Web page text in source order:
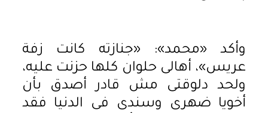
وأكد «محمد»: «جنازته كانت زفة
عريس»، أهالى حلوان كلها حزنت عليه،
ولحد دلوقتى مش قادر أصدق بأن
أخويا ضهرى وسندى فى الدنيا فقد